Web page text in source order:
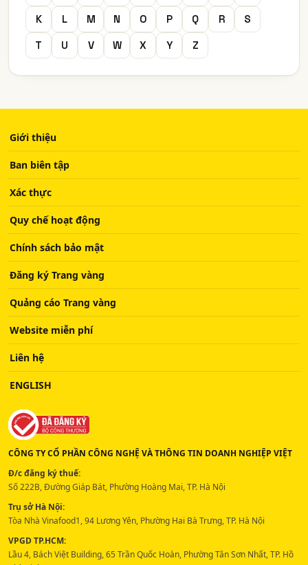
K
L M N O P Q R
S
T
U V W X Y Z
Giới thiệu
Ban biên tập
Xác thực
Quy chế hoạt động
Chính sách bảo mật
Đăng ký Trang vàng
Quảng cáo Trang vàng
Website miễn phí
Liên hệ
ENGLISH
CÔNG TY CỔ PHẦN CÔNG NGHỆ VÀ THÔNG TIN DOANH NGHIỆP VIỆT
Đ/c đăng ký thuế:
Số 222B, Đường Giáp Bát, Phường Hoàng Mai, TP. Hà Nội
Trụ sở Hà Nội:
Tòa Nhà Vinafood1, 94 Lương Yên, Phường Hai Bà Trưng, TP. Hà Nội
VPGD TP.HCM:
Lầu 4, Bách Việt Building, 65 Trần Quốc Hoàn, Phường Tân Sơn Nhất, TP. Hồ